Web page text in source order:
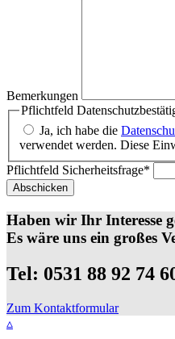
Bemerkungen
Pflichtfeld
Ja, ich habe die
verwendet werden. Diese
Pflichtfeld Sicherheitsfrage*
Abschicken
Haben wir Ihr Interesse
Es wäre uns ein großes
Tel: 0531 88 92 74
Zum Kontaktformular
▵